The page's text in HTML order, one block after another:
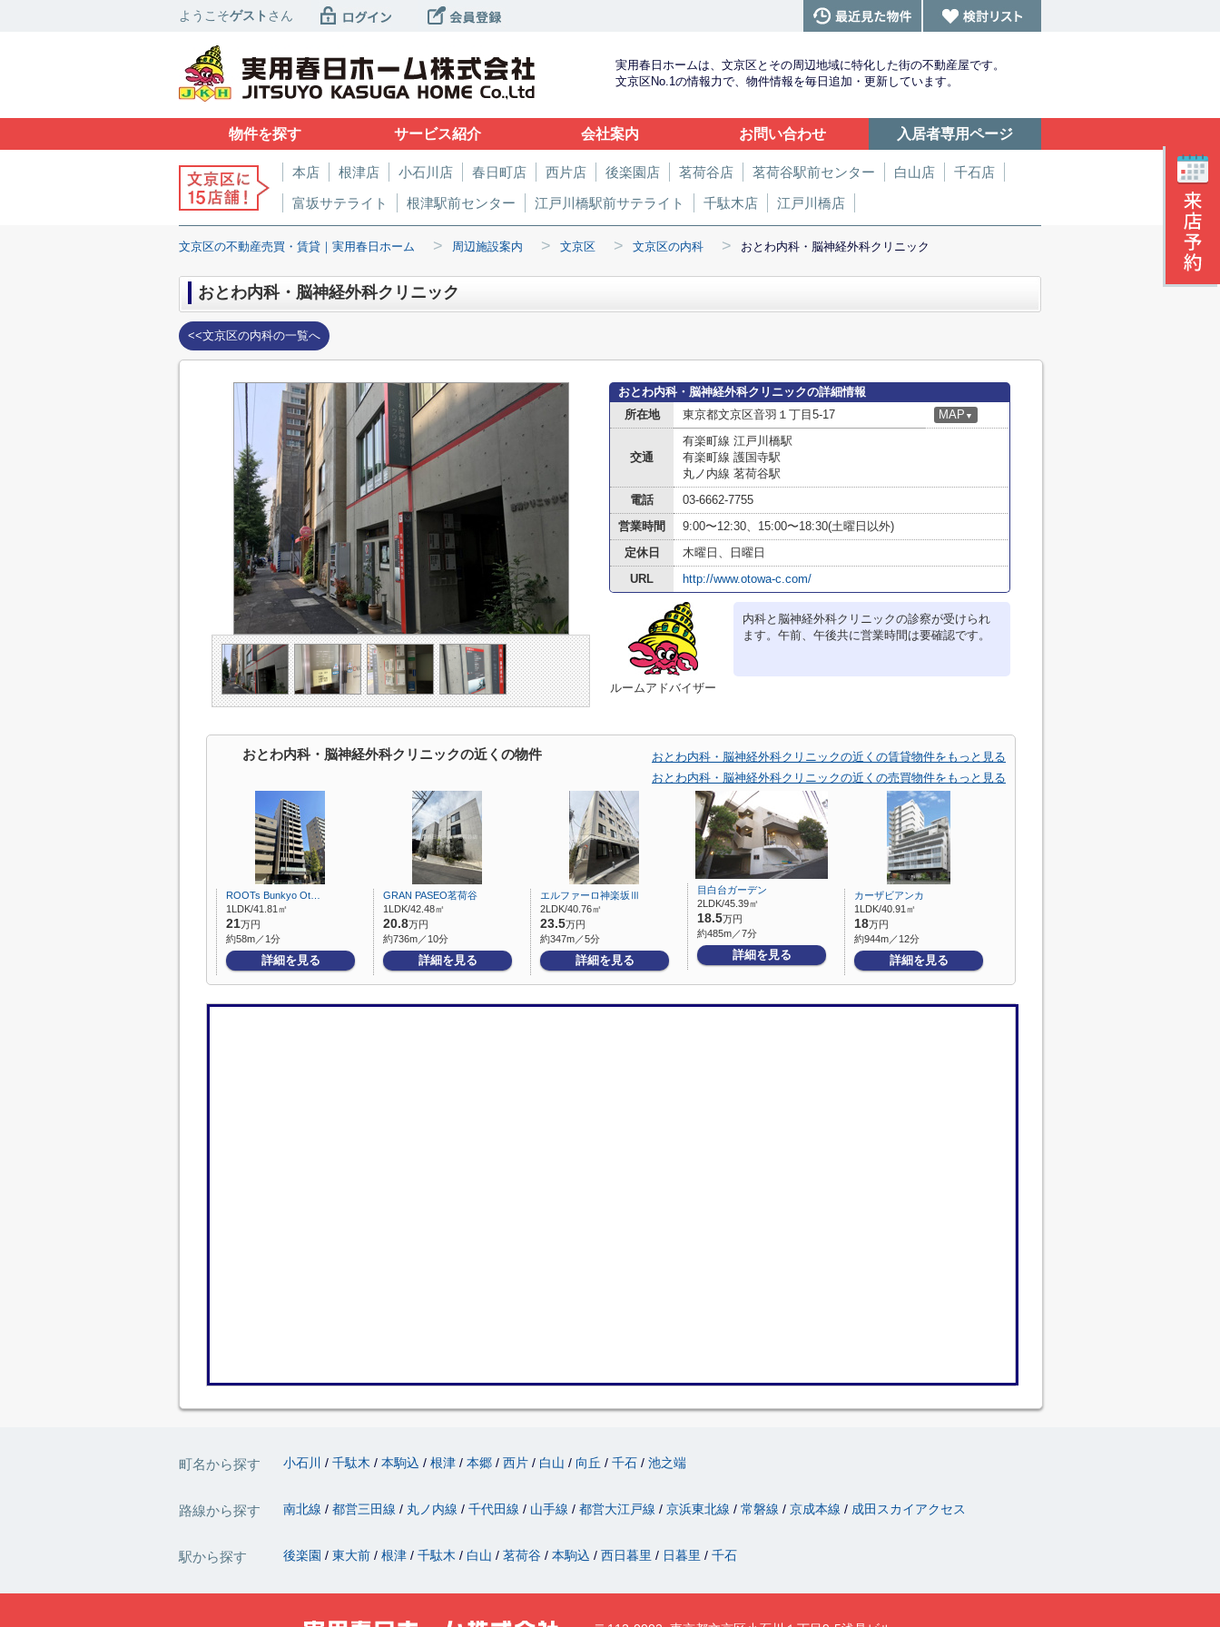
ようこそゲスト さん
実用春日ホームは、文京区とその周辺地域に特化した街の不動産屋です。
文京区No.1の情報力で、物件情報を毎日追加・更新しています。
物件を探す サービス紹介 会社案内 お問い合わせ 入居者専用ページ
本店 根津店 小石川店 春日町店 西片店 後楽園店 茗荷谷店 茗荷谷駅前センター 白山店
千石店
富坂サテライト
根津駅前センター 江戸川橋駅前サテライト 千駄木店 江戸川橋店
文京区の不動産売買・賃貸｜実用春日ホーム > 周辺施設案内 > 文京区 > 文京区の内科 > おとわ内科・脳神経外科クリニック
おとわ内科・脳神経外科クリニック
<<文京区の内科の一覧へ
おとわ内科・脳神経外科クリニックの詳細情報
所在地
東京都文京区音羽１丁目5-17 MAP ▼
交通
有楽町線 江戸川橋駅
有楽町線 護国寺駅
丸ノ内線 茗荷谷駅
電話
03-6662-7755
営業時間
9:00〜12:30、15:00〜18:30(土曜日以外)
定休日
木曜日、日曜日
URL
http://www.otowa-c.com/
ルームアドバイザー
内科と脳神経外科クリニックの診察が受けられ
ます。午前、午後共に営業時間は要確認です。
おとわ内科・脳神経外科クリニックの近くの物件
おとわ内科・脳神経外科クリニックの近くの賃貸物件をもっと見る
おとわ内科・脳神経外科クリニックの近くの売買物件をもっと見る
ROOTs Bunkyo Ot…
1LDK/41.81㎡
21万円
約58m／1分
詳細を見る
GRAN PASEO茗荷谷
1LDK/42.48㎡
20.8万円
約736m／10分
詳細を見る
エルファーロ神楽坂Ⅲ
2LDK/40.76㎡
23.5万円
約347m／5分
詳細を見る
目白台ガーデン
2LDK/45.39㎡
18.5万円
約485m／7分
詳細を見る
カーザビアンカ
1LDK/40.91㎡
18万円
約944m／12分
詳細を見る
町名から探す 小石川 千駄木 本駒込 根津 本郷 西片 白山 向丘 千石 池之端
路線から探す 南北線 都営三田線 丸ノ内線 千代田線 山手線 都営大江戸線 京浜東北線 常磐線 京成本線 成田スカイアクセス
駅から探す 後楽園 東大前 根津 千駄木 白山 茗荷谷 本駒込 西日暮里 日暮里 千石